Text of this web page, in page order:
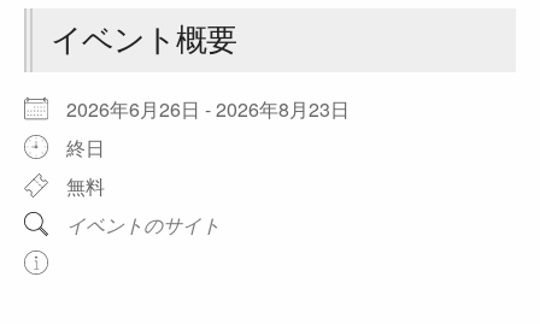
イベント概要
2026年6月26日 - 2026年8月23日
終日
無料
イベントのサイト